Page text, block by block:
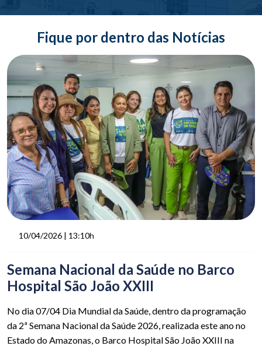
Fique por dentro das Notícias
10/04/2026 | 13:10h
Semana Nacional da Saúde no Barco
Hospital São João XXIII
No dia 07/04 Dia Mundial da Saúde, dentro da programação
da 2ª Semana Nacional da Saúde 2026, realizada este ano no
Estado do Amazonas, o Barco Hospital São João XXIII na